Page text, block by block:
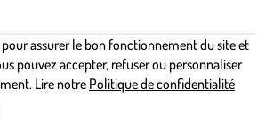
assurer le bon fonctionnement du site et
pouvez accepter, refuser ou personnaliser
Lire notre Politique de confidentialité